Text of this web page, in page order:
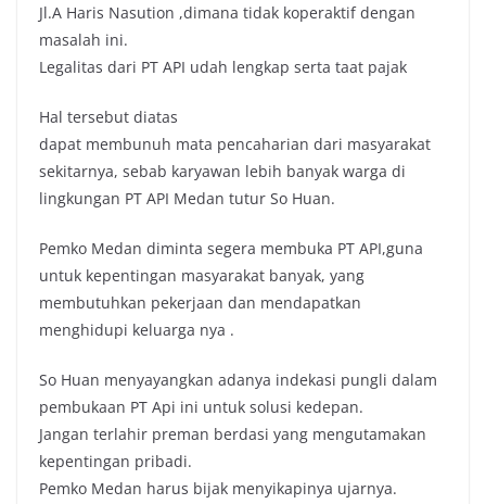
Jl.A Haris Nasution ,dimana tidak koperaktif dengan
masalah ini.
Legalitas dari PT API udah lengkap serta taat pajak
Hal tersebut diatas
dapat membunuh mata pencaharian dari masyarakat
sekitarnya, sebab karyawan lebih banyak warga di
lingkungan PT API Medan tutur So Huan.
Pemko Medan diminta segera membuka PT API,guna
untuk kepentingan masyarakat banyak, yang
membutuhkan pekerjaan dan mendapatkan
menghidupi keluarga nya .
So Huan menyayangkan adanya indekasi pungli dalam
pembukaan PT Api ini untuk solusi kedepan.
Jangan terlahir preman berdasi yang mengutamakan
kepentingan pribadi.
Pemko Medan harus bijak menyikapinya ujarnya.